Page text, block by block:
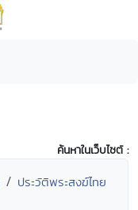
ค้นหาในเว็บไซต์ :
ประวัติพระสงฆ์ไทย